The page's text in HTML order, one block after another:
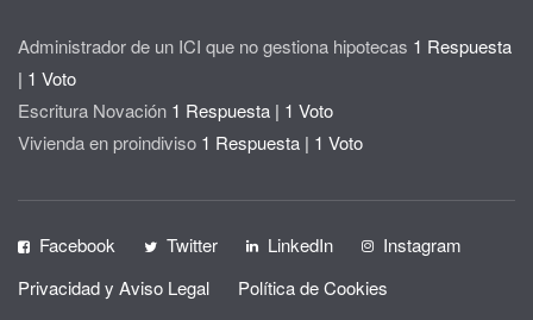
Administrador de un ICI que no gestiona hipotecas 1 Respuesta
| 1 Voto
Escritura Novación 1 Respuesta | 1 Voto
Vivienda en proindiviso 1 Respuesta | 1 Voto
Facebook Twitter LinkedIn
Instagram
Privacidad y Aviso Legal
Política de Cookies